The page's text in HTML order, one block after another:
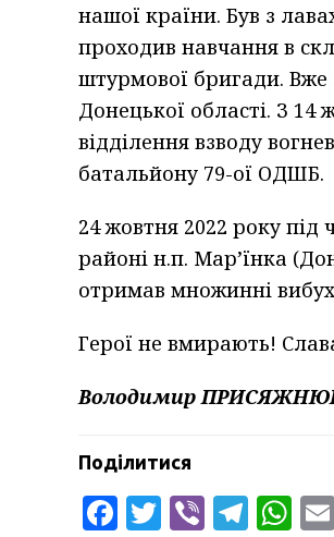
нашої країни. Був з
проходив навчання в
штурмової бригади.
Донецької області. З
відділення взводу
батальйону 79-ої ОДШБ.
24 жовтня 2022 року під
районі н.п. Мар’їнка
отримав множинні
Герої не вмирають!
Володимир
Поділитися
Facebook
Twitter
Viber